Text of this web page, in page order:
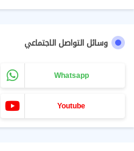
وسائل التواصل الاجتماعي
Whatsapp
Youtube